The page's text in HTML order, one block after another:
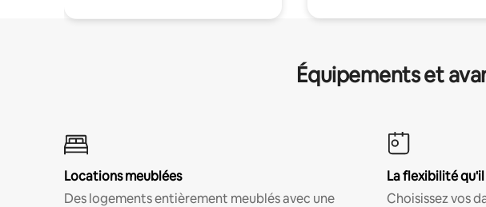
Équipements et
Locations meublées
Des logements entièrement meublés avec une
La flexibilité
Choisissez vos